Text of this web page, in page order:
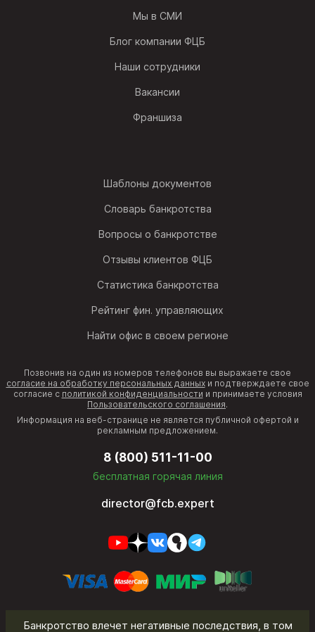
Мы в СМИ
Блог компании ФЦБ
Наши сотрудники
Вакансии
Франшиза
Шаблоны документов
Словарь банкротства
Вопросы о банкротстве
Отзывы клиентов ФЦБ
Статистика банкротства
Рейтинг фин. управляющих
Найти офис в своем регионе
Позвонив на один из номеров телефонов вы выражаете свое
согласие на обработку персональных данныхи подтверждаете свое
согласие с политикой конфиденциальности и принимаете условия
Пользовательского соглашения.
Информация на веб-странице не является публичной офертой и
рекламным предложением.
8 (800) 511-11-00
бесплатная горячая линия
director@fcb.expert
Банкротство влечет негативные последствия, в том